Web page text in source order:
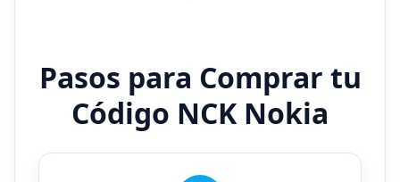
Pasos para Comprar tu
Código NCK Nokia